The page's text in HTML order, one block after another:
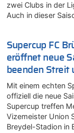
zwei Clubs in der
Auch in dieser
Supercup FC
eröffnet neue
beenden Streit
Mit einem echten
offiziell die neue
Supercup treffen
Vizemeister Union
Breydel-Stadion in